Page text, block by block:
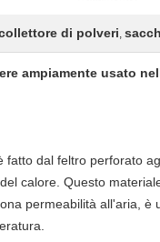
di polveri,
ampiamente usato
dal feltro perforato
calore. Questo
permeabilità all'aria, è